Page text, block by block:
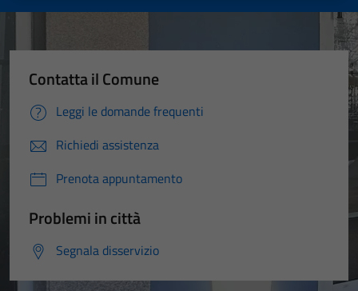
Contatta il Comune
Leggi le domande frequenti
Richiedi assistenza
Prenota appuntamento
Problemi in città
Segnala disservizio